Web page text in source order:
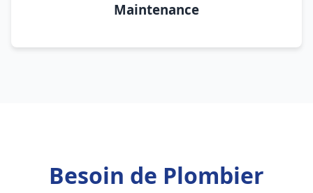
Maintenance
Besoin de Plombier